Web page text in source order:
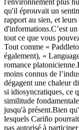
qu'il éprouvait un
rapport au sien, et
d'informations.C’est
tout ce que vous
Tout comme «
également), «
romance
moins connus de
dégagent une chaleur
si idiosyncratiques, ce
similitude
jusqu'à présent.Bien
lesquels Cariño
pas autorisé à